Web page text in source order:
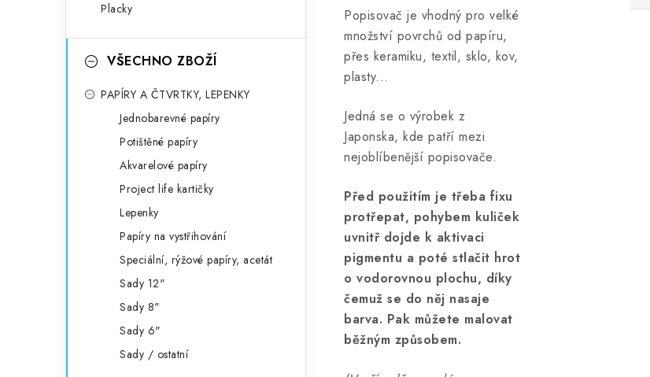
Placky
VŠECHNO ZBOŽÍ
PAPÍRY A ČTVRTKY, LEPENKY
Jednobarevné papíry
Potištěné papíry
Akvarelové papíry
Project life kartičky
Lepenky
Papíry na vystřihování
Speciální, rýžové papíry, acetát
Sady 12"
Sady 8"
Sady 6"
Sady / ostatní
Popisovač je vhodný pro velké
množství povrchů od papíru,
přes keramiku, textil, sklo, kov,
plasty...
Jedná se o výrobek z
Japonska, kde patří mezi
nejoblíbenější popisovače.
Před použitím je třeba fixu
protřepat, pohybem kuliček
uvnitř dojde k aktivaci
pigmentu a poté stlačit hrot
o vodorovnou plochu, díky
čemuž se do něj nasaje
barva. Pak můžete malovat
běžným způsobem.